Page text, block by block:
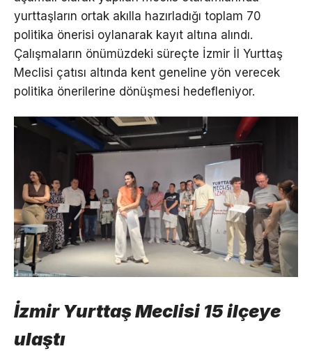
yurttaşların ortak akılla hazırladığı toplam 70
politika önerisi oylanarak kayıt altına alındı.
Çalışmaların önümüzdeki süreçte İzmir İl Yurttaş
Meclisi çatısı altında kent geneline yön verecek
politika önerilerine dönüşmesi hedefleniyor.
İzmir Yurttaş Meclisi 15 ilçeye
ulaştı